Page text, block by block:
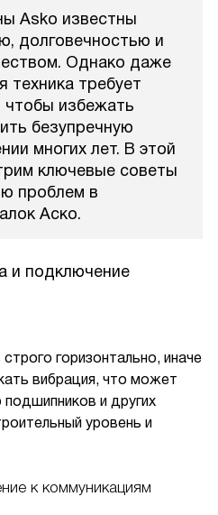
Asko известны
долговечностью и
Однако даже
техника требует
чтобы избежать
безупречную
многих лет. В этой
ключевые советы
проблем в
Аско.
и подключение
горизонтально, иначе
вибрация, что может
и других
уровень и
к коммуникациям